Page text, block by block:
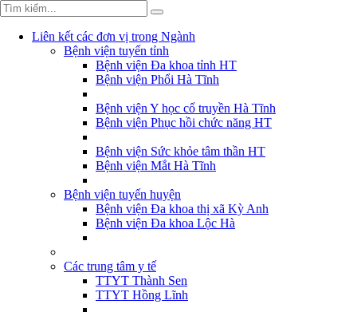
Liên kết các đơn vị trong Ngành
Bệnh viện tuyến tỉnh
Bệnh viện Đa khoa tỉnh HT
Bệnh viện Phổi Hà Tĩnh
Bệnh viện Y học cổ truyền Hà Tĩnh
Bệnh viện Phục hồi chức năng HT
Bệnh viện Sức khỏe tâm thần HT
Bệnh viện Mắt Hà Tĩnh
Bệnh viện tuyến huyện
Bệnh viện Đa khoa thị xã Kỳ Anh
Bệnh viện Đa khoa Lộc Hà
Các trung tâm y tế
TTYT Thành Sen
TTYT Hồng Lĩnh